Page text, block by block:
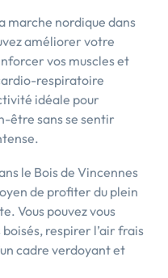
marche nordique dans
améliorer votre
vos muscles et
respiratoire
idéale pour
être sans se sentir
le Bois de Vincennes
de profiter du plein
Vous pouvez vous
respirer l’air frais
cadre verdoyant et